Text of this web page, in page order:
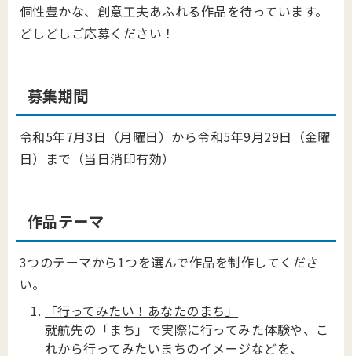
個性豊かな、創意工夫あふれる作品を待っています。
どしどしご応募ください！
募集期間
令和5年7月3日（月曜日）から令和5年9月29日（金曜
日）まで（当日消印有効）
作品テーマ
3つのテーマから1つを選んで作品を制作してくださ
い。
「行ってみたい！あなたのまち」
就航先の「まち」で実際に行ってみた体験や、こ
れから行ってみたいまちのイメージなどを、